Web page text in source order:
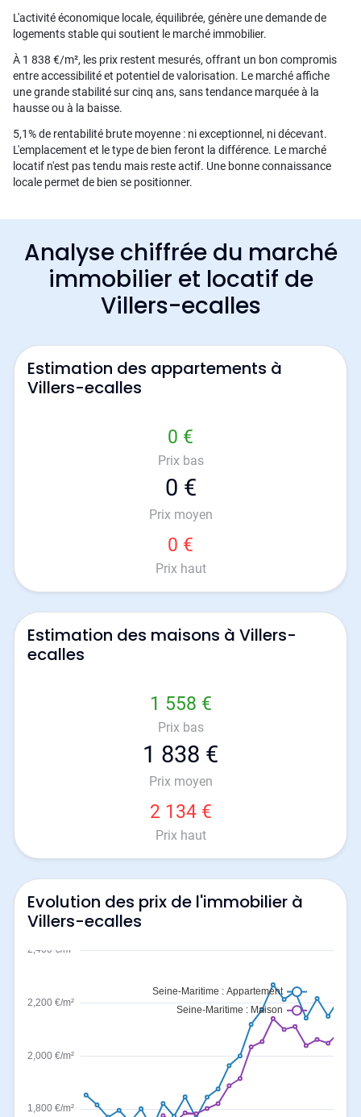
L'activité économique locale, équilibrée, génère une demande de
logements stable qui soutient le marché immobilier.
À 1 838 €/m², les prix restent mesurés, offrant un bon compromis
entre accessibilité et potentiel de valorisation. Le marché affiche
une grande stabilité sur cinq ans, sans tendance marquée à la
hausse ou à la baisse.
5,1% de rentabilité brute moyenne : ni exceptionnel, ni décevant.
L'emplacement et le type de bien feront la différence. Le marché
locatif n'est pas tendu mais reste actif. Une bonne connaissance
locale permet de bien se positionner.
Analyse chiffrée du marché
immobilier et locatif de
Villers-ecalles
Estimation des appartements à
Villers-ecalles
0 €
Prix bas
0 €
Prix moyen
0 €
Prix haut
Estimation des maisons à Villers-
ecalles
1 558 €
Prix bas
1 838 €
Prix moyen
2 134 €
Prix haut
Evolution des prix de l'immobilier à
Villers-ecalles